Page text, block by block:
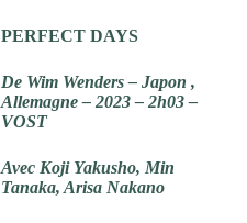
PERFECT DAYS
De Wim Wenders – Japon ,
Allemagne – 2023 – 2h03 –
VOST
Avec Koji Yakusho, Min
Tanaka, Arisa Nakano